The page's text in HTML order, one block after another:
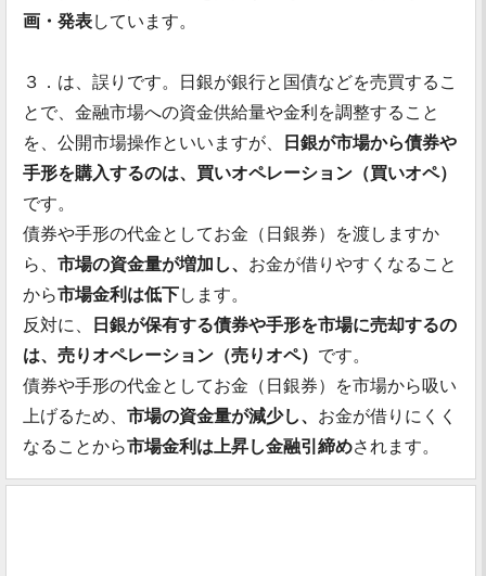
画・発表しています。
３．は、誤りです。日銀が銀行と国債などを売買するこ
とで、金融市場への資金供給量や金利を調整すること
を、公開市場操作といいますが、
日銀が市場から債券や
手形を購入するのは、買いオペレーション（買いオペ）
です。
債券や手形の代金としてお金（日銀券）を渡しますか
ら、 市場の資金量が増加し、 お金が借りやすくなること
から市場金利は低下します。
反対に、
日銀が保有する債券や手形を市場に売却するの
は、売りオペレーション（売りオペ） です。
債券や手形の代金としてお金（日銀券）を市場から吸い
上げるため、 市場の資金量が減少し、 お金が借りにくく
なることから市場金利は上昇し金融引締めされます。